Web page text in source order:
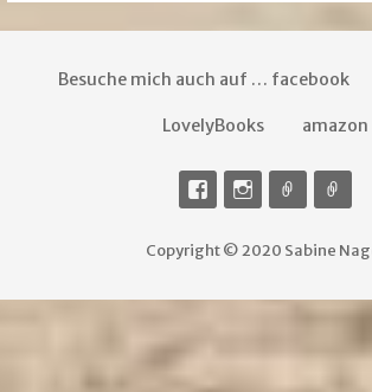
Besuche mich auch auf … facebook
LovelyBooks amazon
Copyright © 2020 Sabine